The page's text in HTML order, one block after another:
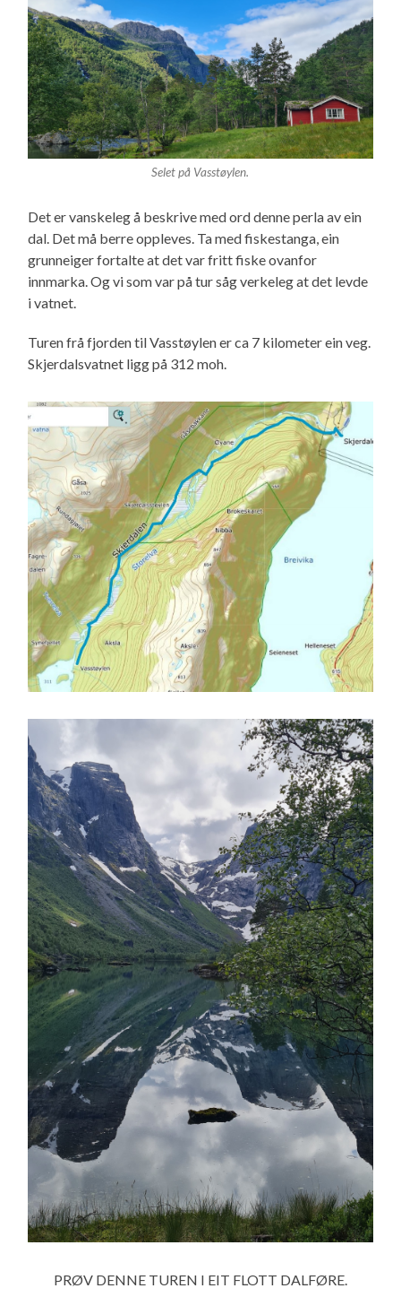
Selet på Vasstøylen.
Det er vanskeleg å beskrive med ord denne perla av ein
dal. Det må berre oppleves. Ta med fiskestanga, ein
grunneiger fortalte at det var fritt fiske ovanfor
innmarka. Og vi som var på tur såg verkeleg at det levde
i vatnet.
Turen frå fjorden til Vasstøylen er ca 7 kilometer ein veg.
Skjerdalsvatnet ligg på 312 moh.
PRØV DENNE TUREN I EIT FLOTT DALFØRE.